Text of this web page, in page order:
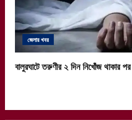
জেলার খবর
বালুরঘাটে তরুণীর ২ দিন নিখোঁজ থাকার